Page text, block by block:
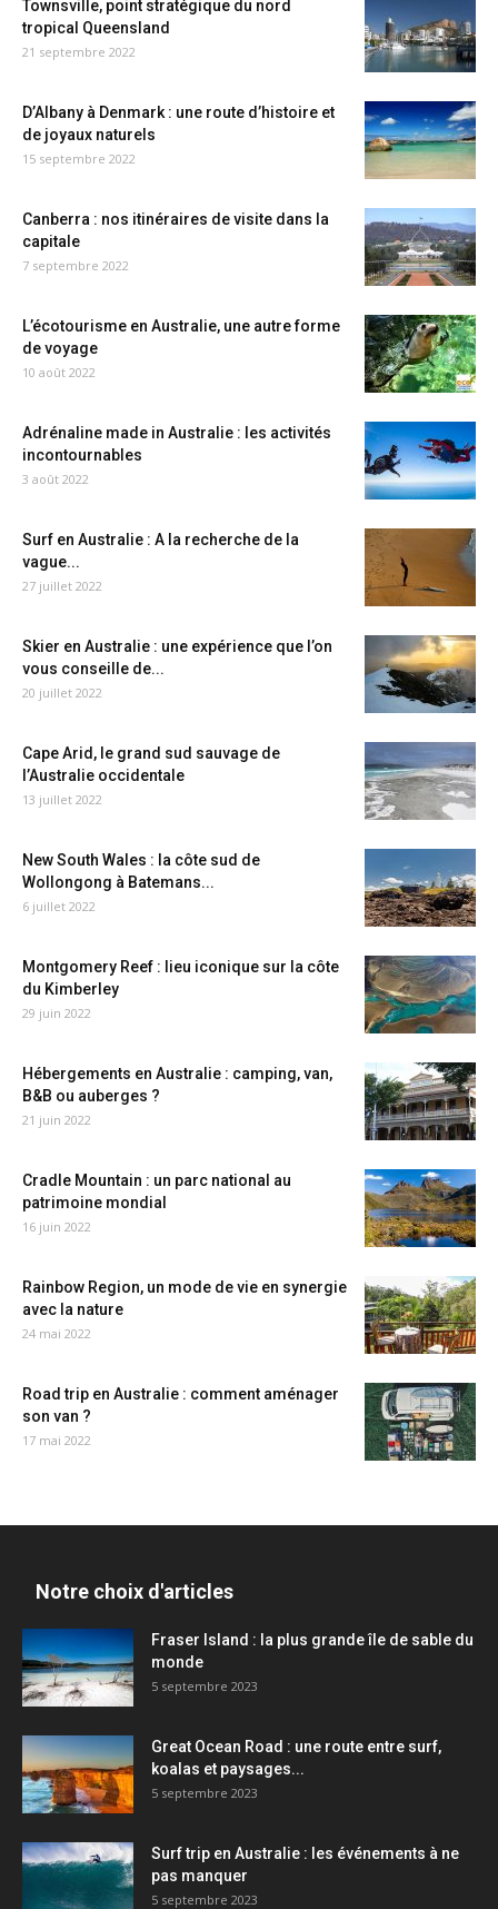
Townsville, point stratégique du nord
tropical Queensland
21 septembre 2022
D’Albany à Denmark : une route d’histoire et
de joyaux naturels
15 septembre 2022
Canberra : nos itinéraires de visite dans la
capitale
7 septembre 2022
L’écotourisme en Australie, une autre forme
de voyage
10 août 2022
Adrénaline made in Australie : les activités
incontournables
3 août 2022
Surf en Australie : A la recherche de la
vague...
27 juillet 2022
Skier en Australie : une expérience que l’on
vous conseille de...
20 juillet 2022
Cape Arid, le grand sud sauvage de
l’Australie occidentale
13 juillet 2022
New South Wales : la côte sud de
Wollongong à Batemans...
6 juillet 2022
Montgomery Reef : lieu iconique sur la côte
du Kimberley
29 juin 2022
Hébergements en Australie : camping, van,
B&B ou auberges ?
21 juin 2022
Cradle Mountain : un parc national au
patrimoine mondial
16 juin 2022
Rainbow Region, un mode de vie en synergie
avec la nature
24 mai 2022
Road trip en Australie : comment aménager
son van ?
17 mai 2022
Notre choix d'articles
Fraser Island : la plus grande île de sable du
monde
5 septembre 2023
Great Ocean Road : une route entre surf,
koalas et paysages...
5 septembre 2023
Surf trip en Australie : les événements à ne
pas manquer
5 septembre 2023